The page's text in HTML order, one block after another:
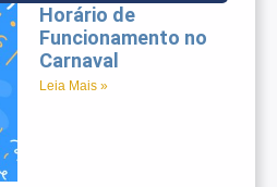
Horário de
Funcionamento no
Carnaval
Leia Mais »